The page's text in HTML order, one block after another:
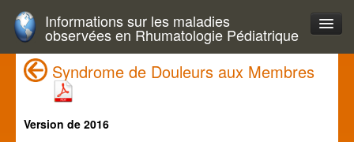
Informations sur les maladies
observées en Rhumatologie Pédiatrique
Syndrome de Douleurs aux Membres
Version de 2016